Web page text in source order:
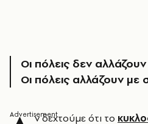
Οι πόλεις δεν
Οι πόλεις αλλάζουν με
ν δεχτούμε ότι το